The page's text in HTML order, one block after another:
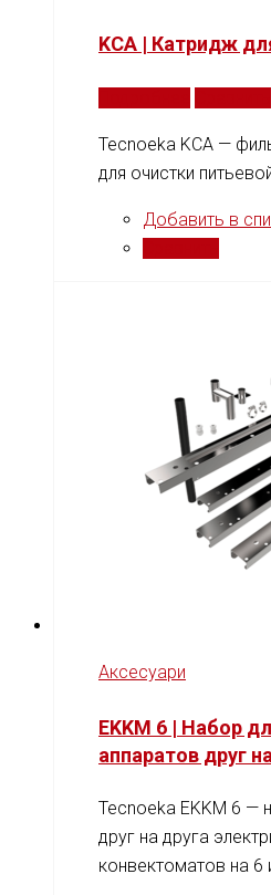
KCA | Катридж
Tecnoeka KCA —
для очистки
Добавить в
Аксесуари
EKKM 6 | Набор
аппаратов друг
Tecnoeka EKKM 6 —
друг на друга
конвектоматов на 6